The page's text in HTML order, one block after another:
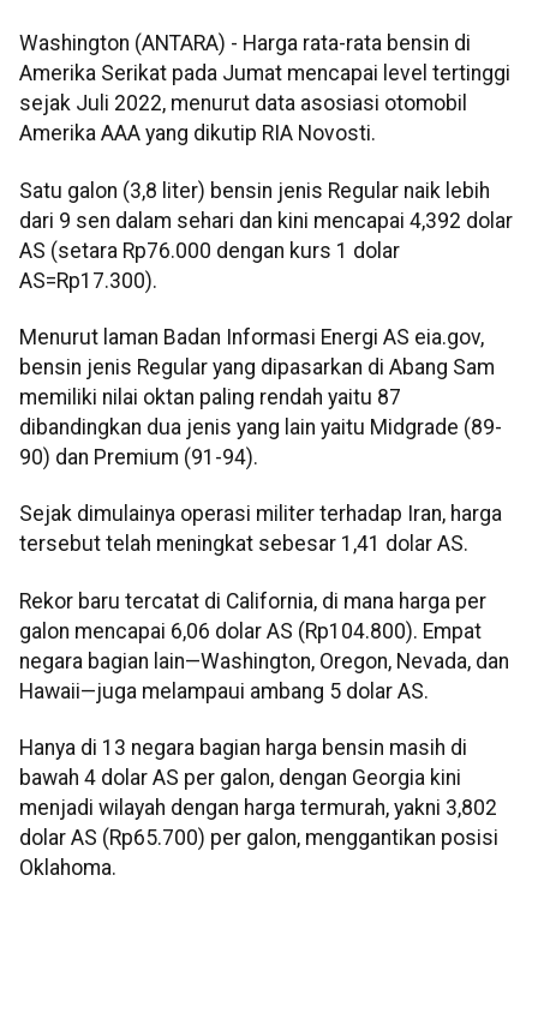
Washington (ANTARA) - Harga rata-rata bensin di
Amerika Serikat pada Jumat mencapai level tertinggi
sejak Juli 2022, menurut data asosiasi otomobil
Amerika AAA yang dikutip RIA Novosti.
Satu galon (3,8 liter) bensin jenis Regular naik lebih
dari 9 sen dalam sehari dan kini mencapai 4,392 dolar
AS (setara Rp76.000 dengan kurs 1 dolar
AS=Rp17.300).
Menurut laman Badan Informasi Energi AS eia.gov,
bensin jenis Regular yang dipasarkan di Abang Sam
memiliki nilai oktan paling rendah yaitu 87
dibandingkan dua jenis yang lain yaitu Midgrade (89-
90) dan Premium (91-94).
Sejak dimulainya operasi militer terhadap Iran, harga
tersebut telah meningkat sebesar 1,41 dolar AS.
Rekor baru tercatat di California, di mana harga per
galon mencapai 6,06 dolar AS (Rp104.800). Empat
negara bagian lain—Washington, Oregon, Nevada, dan
Hawaii—juga melampaui ambang 5 dolar AS.
Hanya di 13 negara bagian harga bensin masih di
bawah 4 dolar AS per galon, dengan Georgia kini
menjadi wilayah dengan harga termurah, yakni 3,802
dolar AS (Rp65.700) per galon, menggantikan posisi
Oklahoma.